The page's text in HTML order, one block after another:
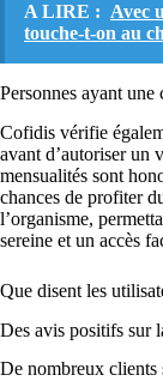
A LIRE : Avec
touche-t-on au
Personnes ayant
Cofidis vérifie
avant d’autoriser un
mensualités sont
chances de profiter
l’organisme,
sereine et un accès
Que disent les
Des avis positifs sur
De nombreux clients